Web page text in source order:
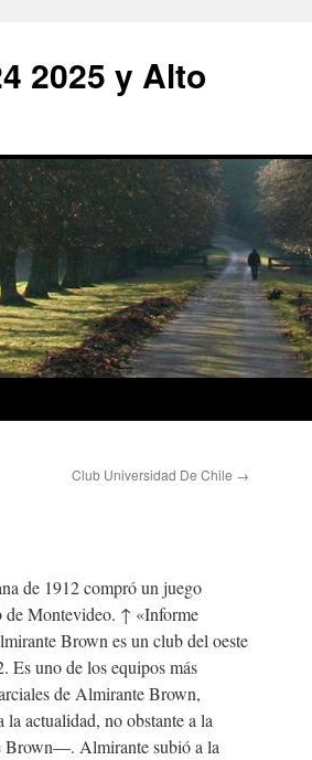
2025 y Alto
Club Universidad De Chile →
de 1912 compró un juego
de Montevideo. ↑ «Informe
Brown es un club del oeste
Es uno de los equipos más
de Almirante Brown,
actualidad, no obstante a la
Brown—. Almirante subió a la